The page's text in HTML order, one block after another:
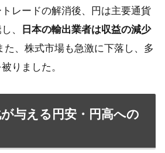
レードの解消後、円は主要通貨
、
日本の輸出業者は収益の減少
た、株式市場も急激に下落し、多
りました。
与える円安・円高への